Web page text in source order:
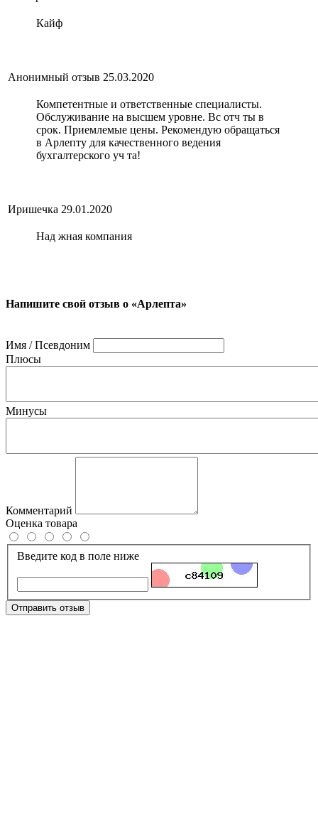
Кайф
Анонимный отзыв 25.03.2020
Компетентные и ответственные специалисты.
Обслуживание на высшем уровне. Вс отч ты в
срок. Приемлемые цены. Рекомендую обращаться
в Арлепту для качественного ведения
бухгалтерского уч та!
Иришечка 29.01.2020
Над жная компания
Напишите свой отзыв о «Арлепта»
Имя / Псевдоним
Плюсы
Минусы
Комментарий
Оценка товара
Введите код в поле ниже
Отправить отзыв